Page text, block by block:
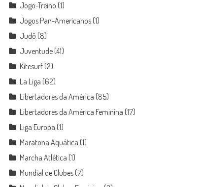
Jogo-Treino (1)
Jogos Pan-Americanos (1)
Judô (8)
Juventude (41)
Kitesurf (2)
La Liga (62)
Libertadores da América (85)
Libertadores da América Feminina (17)
Liga Europa (1)
Maratona Aquática (1)
Marcha Atlética (1)
Mundial de Clubes (7)